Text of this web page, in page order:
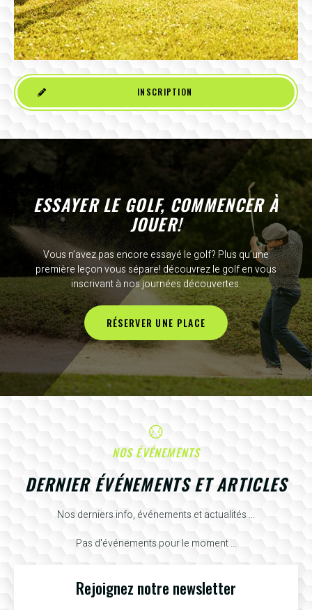
INSCRIPTION
ESSAYER LE GOLF, COMMENCER À
JOUER!
Vous n’avez pas encore essayé le golf? Plus qu’une
première leçon vous sépare! découvrez le golf en vous
inscrivant à nos journées découvertes.
RÉSERVER UNE PLACE
NOS ÉVÉNEMENTS
DERNIER ÉVÉNEMENTS ET ARTICLES
Nos derniers info, événements et actualités ...
Pas d'événements pour le moment ...
Rejoignez notre newsletter